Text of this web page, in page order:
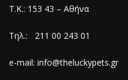
Τ.Κ.: 153 43 – Αθήνα
Τηλ.: 211 00 243 01
e-mail: info@theluckypets.gr